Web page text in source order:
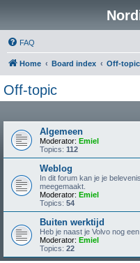
FAQ
Home Board index Off-topic
Off-topic
Algemeen
Moderator: Emiel
Topics: 112
Weblog
In dit forum kan je je
meegemaakt.
Moderator: Emiel
Topics: 54
Buiten werktijd
Heb je naast je Volvo nog
Moderator: Emiel
Topics: 22